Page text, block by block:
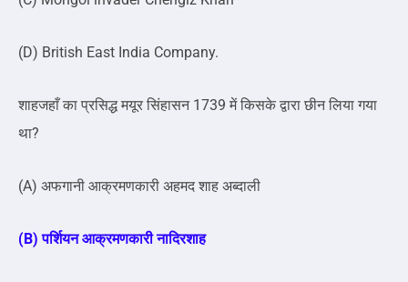
(D) British East India Company.
शाहजहाँ का प्रसिद्ध मयूर सिंहासन 1739 में किसके द्वारा छीन लिया गया
था?
(A) अफगानी आक्रमणकारी अहमद शाह अब्दाली
(B) पर्शियन आक्रमणकारी नादिरशाह